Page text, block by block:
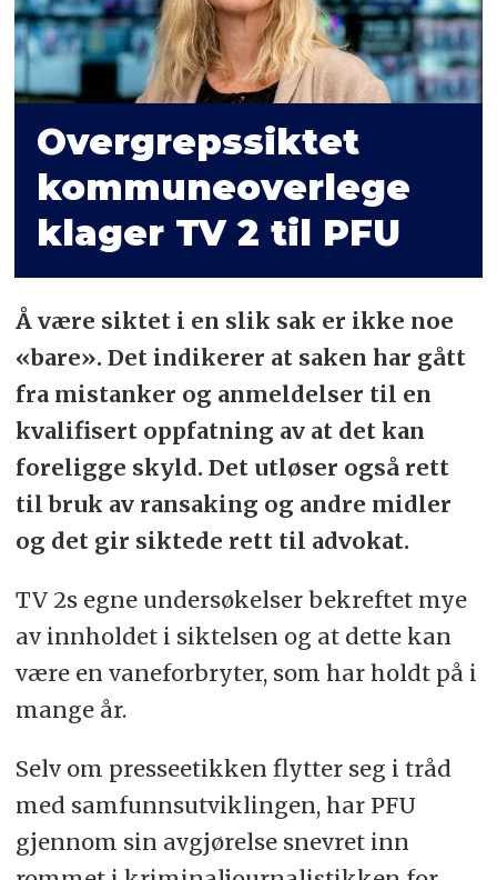
Overgrepssiktet
kommune­overlege
klager TV 2 til PFU
Å være siktet i en slik sak er ikke noe
«bare». Det indikerer at saken har gått
fra mistanker og anmeldelser til en
kvalifisert oppfatning av at det kan
foreligge skyld. Det utløser også rett
til bruk av ransaking og andre midler
og det gir siktede rett til advokat.
TV 2s egne undersøkelser bekreftet mye
av innholdet i siktelsen og at dette kan
være en vaneforbryter, som har holdt på i
mange år.
Selv om presseetikken flytter seg i tråd
med samfunnsutviklingen, har PFU
gjennom sin avgjørelse snevret inn